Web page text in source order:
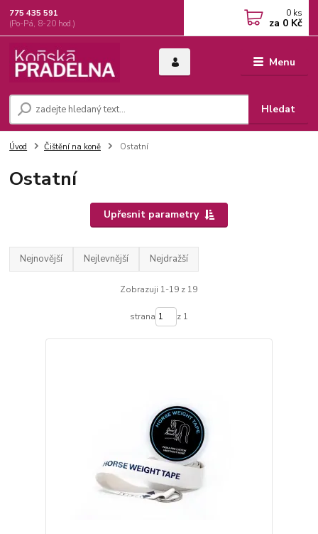
Menu
Hledat
775 435 591
(Po-Pá, 8-20 hod.)
0 ks
za 0 Kč
Úvod Čištění na koně Ostatní
Ostatní
Upřesnit parametry
Nejnovější Nejlevnější Nejdražší
Zobrazuji 1-19 z 19
strana z 1